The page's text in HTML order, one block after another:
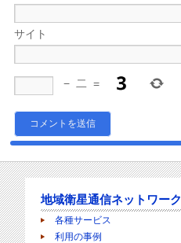
サイト
− 二 =
地域衛星通信ネットワーク
各種サービス
利用の事例